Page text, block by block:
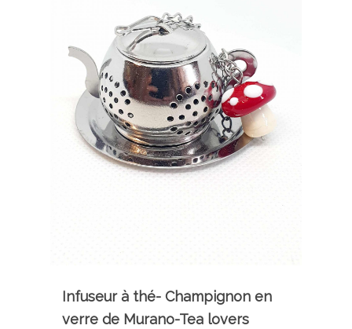
Infuseur à thé- Champignon en
verre de Murano-Tea lovers